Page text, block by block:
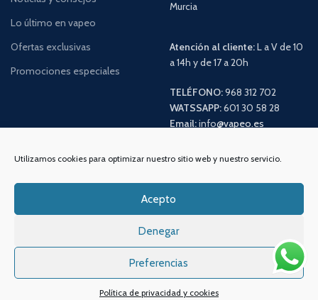
Utilizamos cookies para optimizar nuestro sitio web y nuestro servicio.
Acepto
Denegar
Preferencias
Política de privacidad y cookies
Lo último en vapeo
Ofertas exclusivas
Promociones especiales
Murcia
Atención al cliente:L a V de 10
a 14h y de 17 a 20h
TELÉFONO:968 312 702
WATSSAPP:601 30 58 28
Email:info@vapeo.es
Sistema de envío